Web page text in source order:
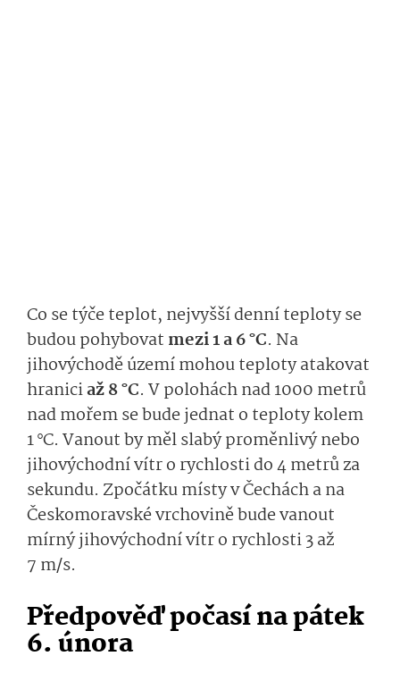
Co se týče teplot, nejvyšší denní teploty se
budou pohybovat mezi 1 a 6 °C. Na
jihovýchodě území mohou teploty atakovat
hraniciaž 8 °C. V polohách nad 1000 metrů
nad mořem se bude jednat o teploty kolem
1 °C. Vanout by měl slabý proměnlivý nebo
jihovýchodní vítr o rychlosti do 4 metrů za
sekundu. Zpočátku místy v Čechách a na
Českomoravské vrchovině bude vanout
mírný jihovýchodní vítr o rychlosti 3 až
7 m/s.
Předpověď počasí na pátek
6. února